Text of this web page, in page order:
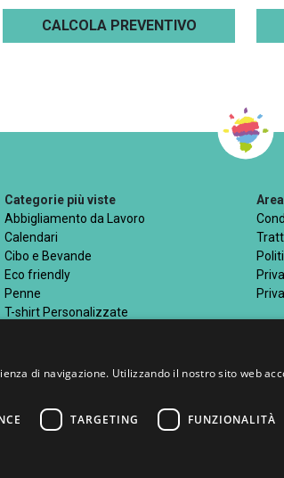
CALCOLA PREVENTIVO
Categorie più viste
Abbigliamento da Lavoro
Calendari
Cibo e Bevande
Eco friendly
Penne
T-shirt Personalizzate
di navigazione. Utilizzando il nostro sito web
TARGETING FUNZIONALITÀ